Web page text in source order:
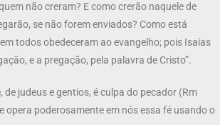
não creram? E como crerão naquele de
se não forem enviados? Como está
todos obedeceram ao evangelho; pois Isaías
e a pregação, pela palavra de Cristo”.
judeus e gentios, é culpa do pecador (Rm
opera poderosamente em nós essa fé usando o